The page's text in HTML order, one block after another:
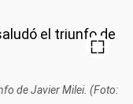
de Javier Milei. (Foto: